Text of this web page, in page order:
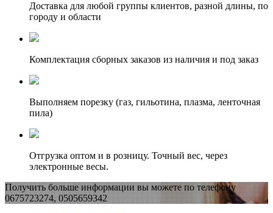
Доставка для любой группы клиентов, разной длины, по
городу и области
Комплектация сборных заказов из наличия и под заказ
Выполняем порезку (газ, гильотина, плазма, ленточная
пила)
Отгрузка оптом и в розницу. Точный вес, через
электронные весы.
Получить больше информации вы можете по телефону
0675723274, 0505659342